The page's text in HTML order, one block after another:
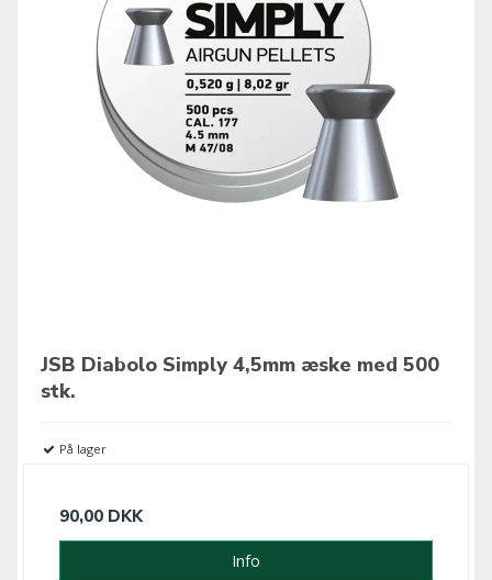
JSB Diabolo Simply 4,5mm æske med 500
stk.
På lager
90,00 DKK
Info